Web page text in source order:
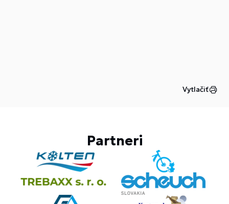
Vytlačiť
Partneri